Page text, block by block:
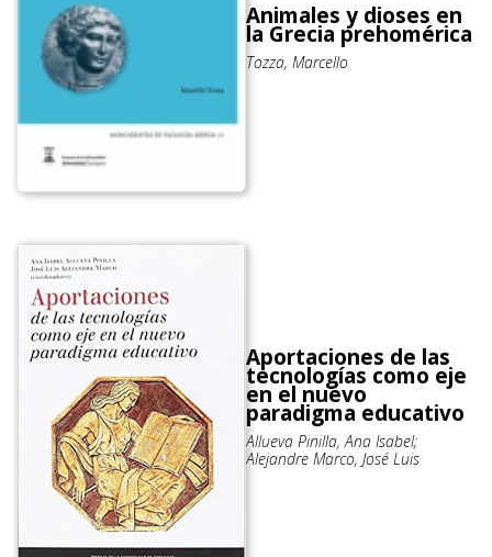
Animales y dioses en
la Grecia prehomérica
Tozza, Marcello
Aportaciones de las
tecnologías como eje
en el nuevo
paradigma educativo
Allueva Pinilla, Ana Isabel;
Alejandre Marco, José Luis